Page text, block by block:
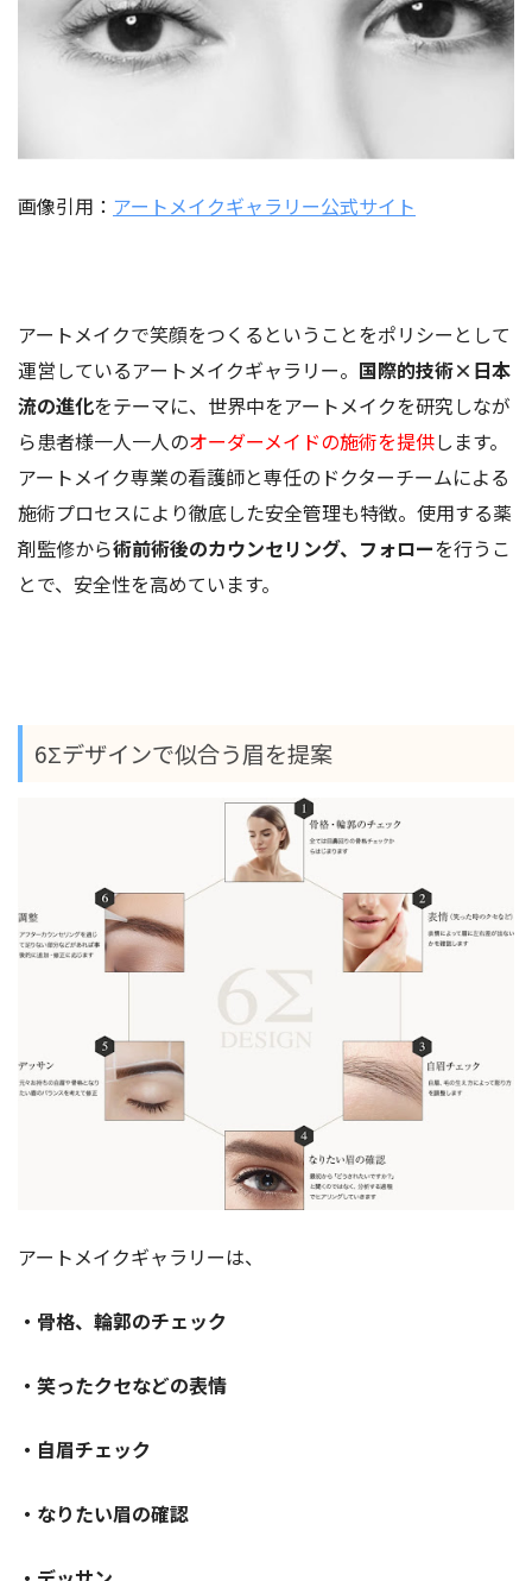
画像引用： アートメイクギャラリー公式サイト
アートメイクで笑顔をつくるということをポリシーとして
運営しているアートメイクギャラリー。 国際的技術×日本
流の進化をテーマに、世界中をアートメイクを研究しなが
ら患者様一人一人のオーダーメイドの施術を提供します。
アートメイク専業の看護師と専任のドクターチームによる
施術プロセスにより徹底した安全管理も特徴。使用する薬
剤監修から術前術後のカウンセリング、フォローを行うこ
とで、安全性を高めています。
6Σデザインで似合う眉を提案
アートメイクギャラリーは、
・骨格、輪郭のチェック
・笑ったクセなどの表情
・自眉チェック
・なりたい眉の確認